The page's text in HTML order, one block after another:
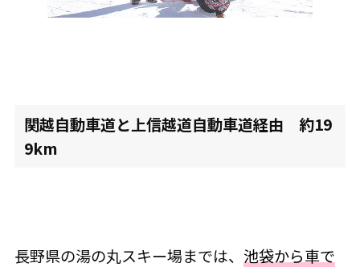
関越自動車道と上信越道自動車道経由 約19
9km
長野県の湯の丸スキー場までは、 池袋から車で